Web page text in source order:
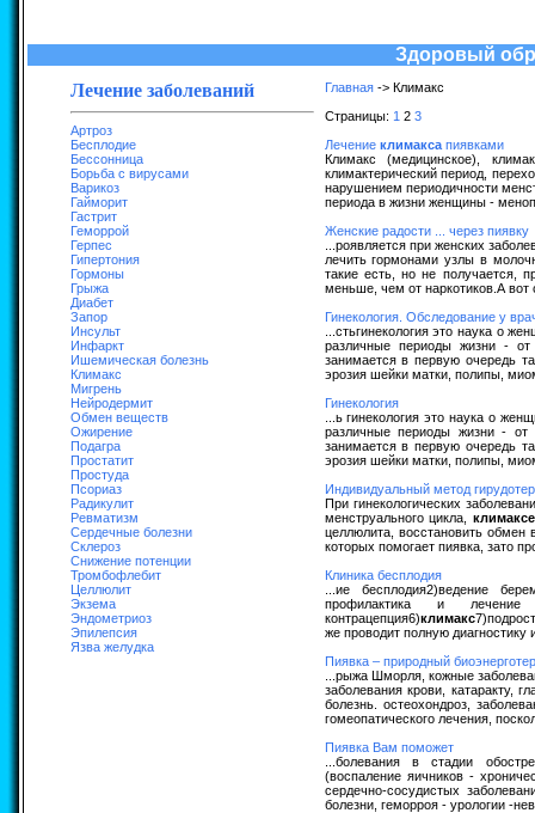
Здоровый
Лечение заболеваний
Артроз
Бесплодие
Бессонница
Борьба с вирусами
Варикоз
Гайморит
Гастрит
Геморрой
Герпес
Гипертония
Гормоны
Грыжа
Диабет
Запор
Инсульт
Инфаркт
Ишемическая болезнь
Климакс
Мигрень
Нейродермит
Обмен веществ
Ожирение
Подагра
Простатит
Простуда
Псориаз
Радикулит
Ревматизм
Сердечные болезни
Склероз
Снижение потенции
Тромбофлебит
Целлюлит
Экзема
Эндометриоз
Эпилепсия
Язва желудка
Главная-> Климакс
Страницы: 1 2 3
Лечение климаксапиявками
Климакс (медицинское),
климактерический период,
нарушением периодичности
периода в жизни женщины -
Женские радости ... через пиявку
...роявляется при женских
лечить гормонами узлы в
такие есть, но не получается,
меньше, чем от наркотиков.А вот
Гинекология. Обследование у
...стьгинекология это наука о
различные периоды жизни - от
занимается в первую очередь
эрозия шейки матки, полипы,
Гинекология
...ь гинекология это наука о
различные периоды жизни - от
занимается в первую очередь
эрозия шейки матки, полипы,
Индивидуальный метод
При гинекологических
менструального цикла, климаксе
целлюлита, восстановить обмен
которых помогает пиявка, зато
Клиника бесплодия
...ие бесплодия2)ведение
профилактика и
контрацепция6)климакс
же проводит полную диагностику
Пиявка – природный
...рыжа Шморля, кожные
заболевания крови, катаракту,
болезнь. остеохондроз,
гомеопатического лечения,
Пиявка Вам поможет
...болевания в стадии
(воспаление яичников -
сердечно-сосудистых
болезни, геморроя - урологии -